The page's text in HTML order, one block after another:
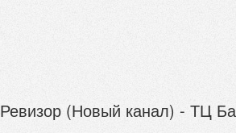
Ревизор (Новый канал) - ТЦ